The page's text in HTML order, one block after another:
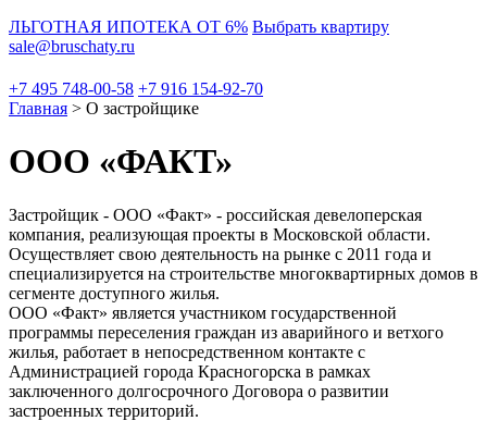
ЛЬГОТНАЯ ИПОТЕКА ОТ 6% Выбрать квартиру
sale@bruschaty.ru
+7 495 748-00-58 +7 916 154-92-70
Главная > О застройщике
ООО «ФАКТ»
Застройщик - ООО «Факт» - российская девелоперская
компания, реализующая проекты в Московской области.
Осуществляет свою деятельность на рынке с 2011 года и
специализируется на строительстве многоквартирных домов в
сегменте доступного жилья.
ООО «Факт» является участником государственной
программы переселения граждан из аварийного и ветхого
жилья, работает в непосредственном контакте с
Администрацией города Красногорска в рамках
заключенного долгосрочного Договора о развитии
застроенных территорий.